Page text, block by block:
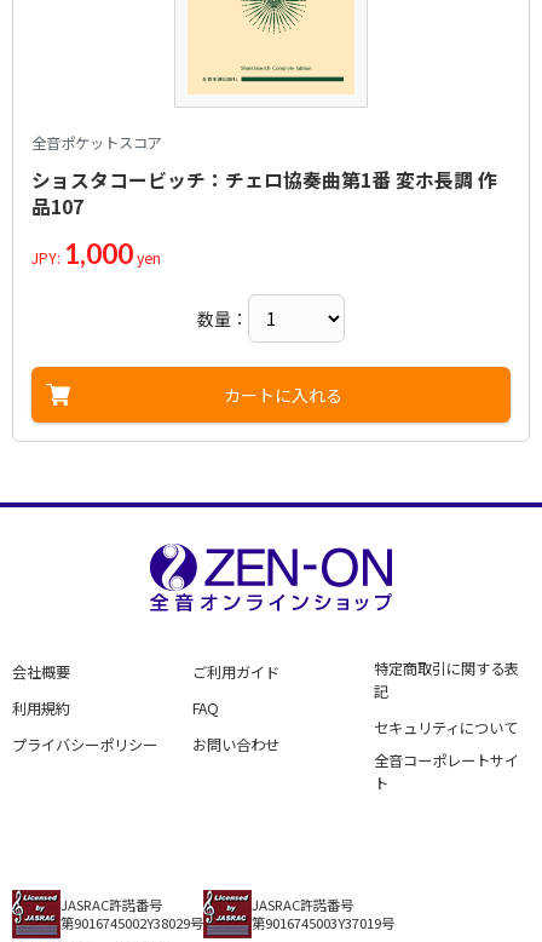
全音ポケットスコア
ショスタコービッチ：チェロ協奏曲第1番 変ホ長調 作
品107
JPY: 1,000yen
数量：
カートに入れる
会社概要
利用規約
プライバシーポリシー
ご利用ガイド
FAQ
お問い合わせ
特定商取引に関する表
記
セキュリティについて
全音コーポレートサイ
ト
JASRAC許諾番号
第9016745002Y38029号
JASRAC許諾番号
第9016745003Y37019号